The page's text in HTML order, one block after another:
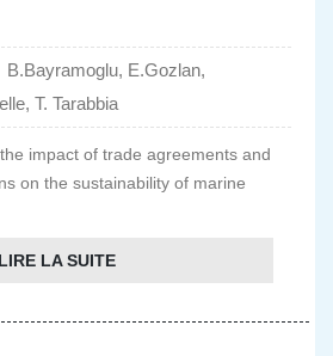
B.Bayramoglu, E.Gozlan,
T. Tarabbia
impact of trade agreements and
on the sustainability of marine
LIRE LA SUITE